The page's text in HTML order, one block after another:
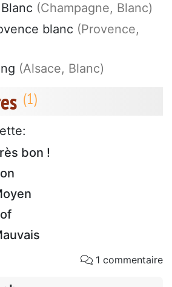
(Champagne, Blanc)
blanc (Provence,
(Alsace, Blanc)
bon !
1 commentaire